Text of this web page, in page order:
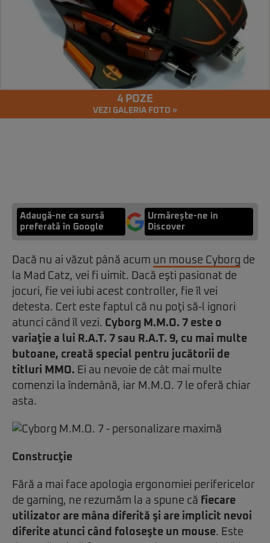
4 POZE
VEZI GALERIA FOTO »
Adaugă-ne ca sursă
preferată în Google
Urmărește-ne in
Discover
Dacă nu ai văzut până acum un mouse Cyborg de
la Mad Catz, vei fi uimit. Dacă eşti pasionat de
jocuri, fie vei iubi acest controller, fie îl vei
detesta. Cert este faptul că nu poţi să-l ignori
atunci când îl vezi. Cyborg M.M.O. 7 este o
variaţie a lui R.A.T. 7 sau R.A.T. 9, cu mai multe
butoane, creată special pentru jucătorii de
titluri MMO. Ei au nevoie de cât mai multe
comenzi la îndemână, iar M.M.O. 7 le oferă chiar
asta.
Construcţie
Fără a mai face apologia ergonomiei perifericelor
de gaming, ne rezumăm la a spune că fiecare
utilizator are mâna diferită şi are implicit nevoi
diferite atunci când foloseşte un mouse. Este